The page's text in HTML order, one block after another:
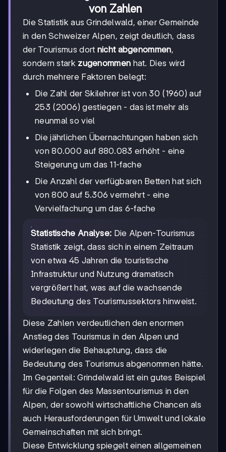
von Zahlen
Die Statistik aus Grindelwald, einer Gemeinde
in den Schweizer Alpen, zeigt deutlich, dass
der Tourismus dort nicht abgenommen,
sondern stark zugenommen hat. Dies wird
durch mehrere Faktoren belegt:
Die Zahl der Skilehrer ist von 30 (1960) auf
253 (2006) gestiegen - das ist mehr als
neunmal so viel
Die jährlichen Übernachtungen haben sich
von 80.000 auf 880.083 erhöht - eine
Steigerung um das 11-fache
Die Anzahl der verfügbaren Betten hat sich
von 800 auf 5.306 vermehrt - eine
Vervielfachung um das 6-fache
Statistische Analyse: Die Alpen-Tourismus
Statistik zeigt, dass sich in einem Zeitraum
von etwa 45 Jahren die touristische
Infrastruktur und Nutzung dramatisch
vergrößert hat, was auf die wachsende
Bedeutung des Tourismussektors hinweist.
Diese Zahlen verdeutlichen den enormen
Anstieg des Tourismus in den Alpen und
widerlegen die Behauptung, dass die
Bedeutung des Tourismus abgenommen hätte.
Im Gegenteil: Grindelwald ist ein gutes Beispiel
für die Folgen des Massentourismus in den
Alpen, der sowohl wirtschaftliche Chancen als
auch Herausforderungen für Umwelt und lokale
Gemeinschaften mit sich bringt.
Diese Entwicklung spiegelt einen allgemeinen